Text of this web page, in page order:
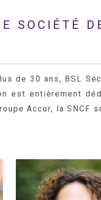
SOCIÉTÉ
de 30 ans, BSL
est entièrement
Accor, la